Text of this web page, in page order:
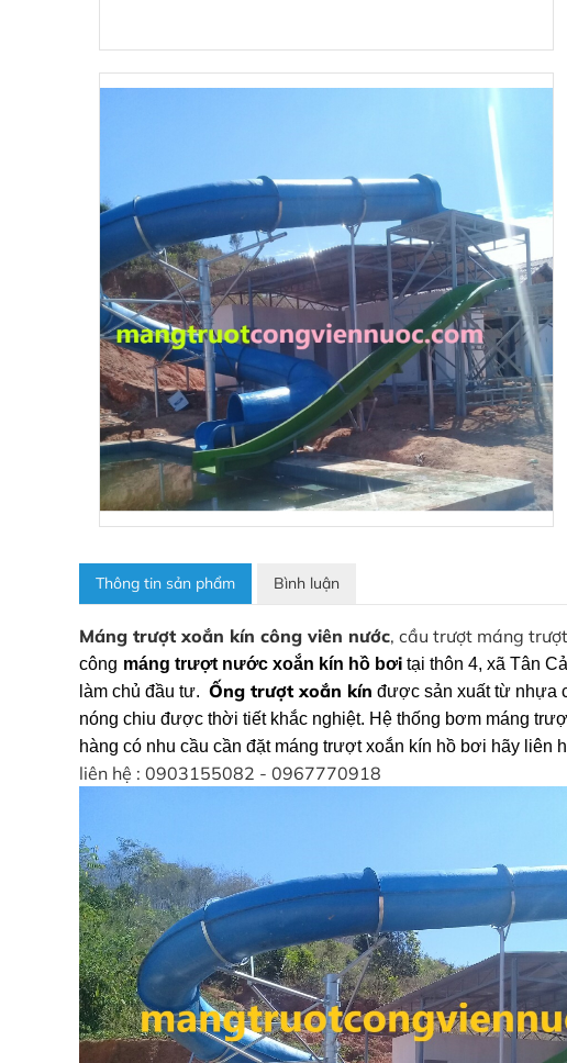
Thông tin sản phẩm Bình luận
Máng trượt xoắn kín công viên nước, cầu trượt máng
công máng trượt nước xoắn kín hồ bơi tại thôn 4, xã Tân
làm chủ đầu tư. Ống trượt xoắn kín được sản xuất từ nhựa
nóng chiu được thời tiết khắc nghiệt. Hệ thống bơm máng
hàng có nhu cầu cần đặt máng trượt xoắn kín hồ bơi hãy liên
liên hệ : 0903155082 - 0967770918